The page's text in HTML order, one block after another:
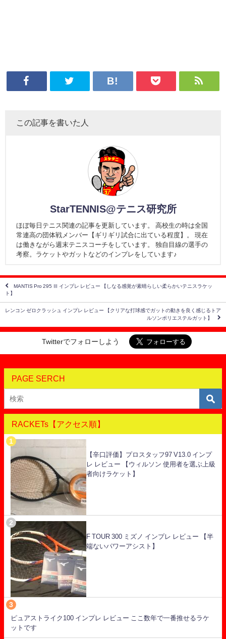
この記事を書いた人
StarTENNIS@テニス研究所
ほぼ毎日テニス関連の記事を更新しています。 高校生の時は全国
常連高の団体戦メンバー【ギリギリ試合に出ている程度】。 現在
は働きながら週末テニスコーチをしています。 独自目線の選手の
考察。ラケットやガットなどのインプレをしています♪
MANTIS Pro 295 Ⅲ インプレ レビュー 【しなる感覚が素晴らしい柔らかいテニスラケッ
ト】
レンコン ゼロクラッシュ インプレ レビュー 【クリアな打球感でガットの動きを良く感じるトア
ルソンポリエステルガット】
Twitterでフォローしよう
PAGE SERCH
RACKETs【アクセス順】
【辛口評価】プロスタッフ97 V13.0 インプ
レ レビュー 【ウィルソン 使用者を選ぶ上級
者向けラケット】
F TOUR 300 ミズノ インプレ レビュー 【半
端ないパワーアシスト】
ピュアストライク100 インプレ レビュー ここ数年で一番推せるラケ
ットです